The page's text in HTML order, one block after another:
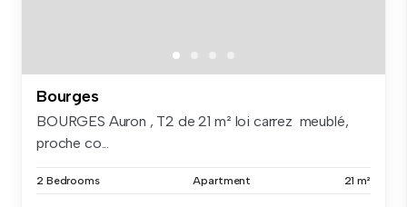
Bourges
BOURGES Auron , T2 de 21 m² loi carrez meublé,
proche co...
2 Bedrooms Apartment 21 m²